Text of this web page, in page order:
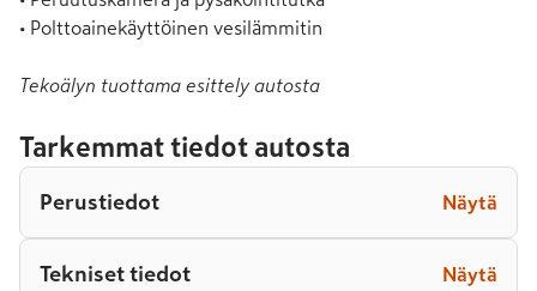
• Polttoainekäyttöinen vesilämmitin
Tekoälyn tuottama esittely autosta
Tarkemmat tiedot autosta
Perustiedot Näytä
Tekniset tiedot Näytä